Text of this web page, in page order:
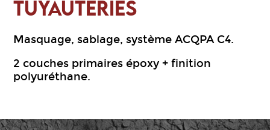
TUYAUTERIES
Masquage, sablage, système ACQPA C4.
2 couches primaires époxy + finition
polyuréthane.